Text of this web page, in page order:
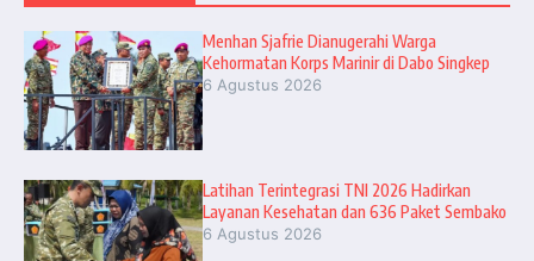
Menhan Sjafrie Dianugerahi Warga
Kehormatan Korps Marinir di Dabo Singkep
6 Agustus 2026
Latihan Terintegrasi TNI 2026 Hadirkan
Layanan Kesehatan dan 636 Paket Sembako
6 Agustus 2026